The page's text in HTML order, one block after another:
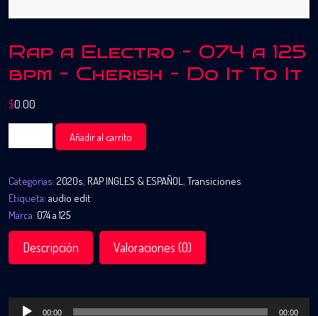
Rap a Electro – 074 a 125
bpm – Cherish – Do It To It
$0.00
a
-
074
a
125
bpm
-
-
Añadir al carrito
Categorías: 2020s, RAP INGLES & ESPAÑOL , Transiciones
Etiqueta: audio edit
Marca: 074 a 125
Descripción Valoraciones (0)
Reproductor
00:00 00:00